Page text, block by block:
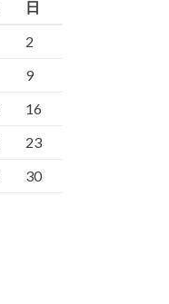
日
2
9
16
23
30